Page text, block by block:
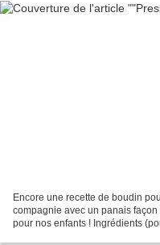
Encore une recette de boudin
compagnie avec un panais
pour nos enfants ! Ingrédients